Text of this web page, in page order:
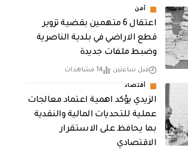
أمن
اعتقال 6 متهمين بقضية تزوير
قطع الاراضي في بلدية الناصرية
وضبط ملفات جديدة
قبل ساعتين 14 مشاهدات
أقتصاد
الزيدي يؤكد اهمية اعتماد معالجات
عملية للتحديات المالية والنقدية
بما يحافظ على الاستقرار
الاقتصادي